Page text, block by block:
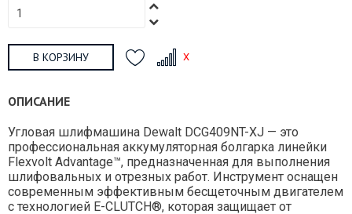
В КОРЗИНУ
ОПИСАНИЕ
Угловая шлифмашина Dewalt DCG409NT-XJ — это
профессиональная аккумуляторная болгарка линейки
Flexvolt Advantage™, предназначенная для выполнения
шлифовальных и отрезных работ. Инструмент оснащен
современным эффективным бесщеточным двигателем
с технологией E-CLUTCH®, которая защищает от